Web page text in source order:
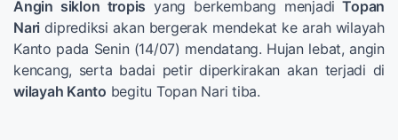
Angin siklon tropis yang berkembang menjadi Topan
Nari diprediksi akan bergerak mendekat ke arah wilayah
Kanto pada Senin (14/07) mendatang. Hujan lebat, angin
kencang, serta badai petir diperkirakan akan terjadi di
wilayah Kanto begitu Topan Nari tiba.